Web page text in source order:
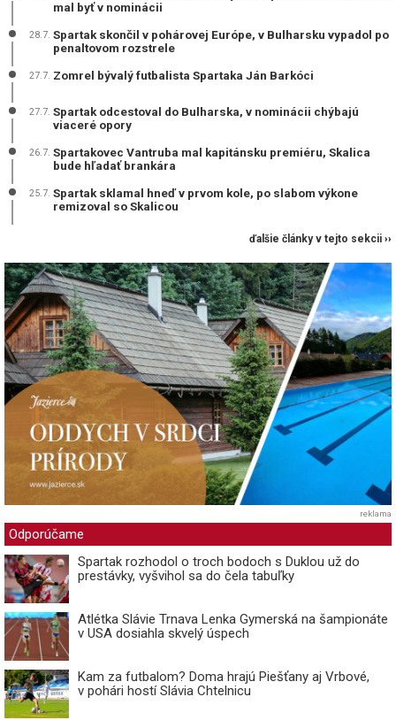
mal byť v nominácii
28.7. Spartak skončil v pohárovej Európe, v Bulharsku vypadol po
penaltovom rozstrele
27.7. Zomrel bývalý futbalista Spartaka Ján Barkóci
27.7. Spartak odcestoval do Bulharska, v nominácii chýbajú
viaceré opory
26.7. Spartakovec Vantruba mal kapitánsku premiéru, Skalica
bude hľadať brankára
25.7. Spartak sklamal hneď v prvom kole, po slabom výkone
remizoval so Skalicou
ďalšie články v tejto sekcii ››
reklama
Odporúčame
Spartak rozhodol o troch bodoch s Duklou už do
prestávky, vyšvihol sa do čela tabuľky
Atlétka Slávie Trnava Lenka Gymerská na šampionáte
v USA dosiahla skvelý úspech
Kam za futbalom? Doma hrajú Piešťany aj Vrbové,
v pohári hostí Slávia Chtelnicu